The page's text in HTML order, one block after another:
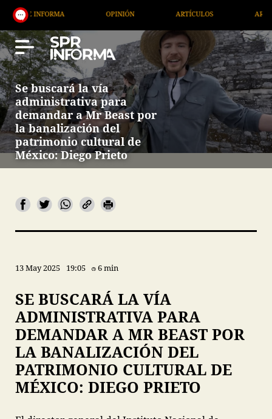
ARTE /
Se buscará la vía
administrativa para
demandar a Mr Beast por
la banalización del
patrimonio cultural de
México: Diego Prieto
13 May 2025 19:05 6 min
SE BUSCARÁ LA VÍA
ADMINISTRATIVA PARA
DEMANDAR A MR BEAST POR
LA BANALIZACIÓN DEL
PATRIMONIO CULTURAL DE
MÉXICO: DIEGO PRIETO